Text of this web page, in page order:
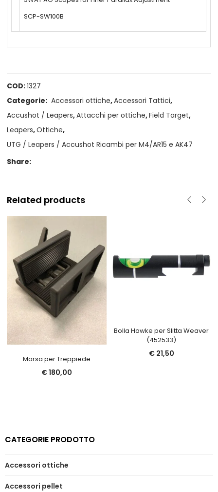
SCP-SW100B
COD:1327
Categorie: Accessori ottiche,Accessori Tattici,
Accushot / Leapers,Attacchi per ottiche,Field Target,
Leapers,Ottiche,
UTG / Leapers / Accushot Ricambi per M4/AR15 e AK47
Share:
Related products
Morsa per Treppiede
€180,00
Bolla Hawke per Slitta Weaver
(452533)
€21,50
CATEGORIE PRODOTTO
Accessori ottiche
Accessori pellet